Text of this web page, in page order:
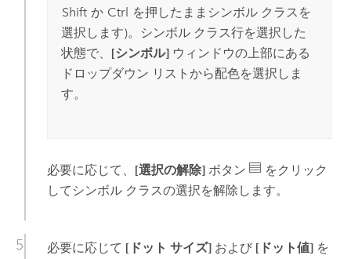
Shift か Ctrl を押したままシンボル クラスを
選択します)。シンボル クラス行を選択した
状態で、 [シンボル]ウィンドウの上部にある
ドロップダウン リストから配色を選択しま
す。
必要に応じて、 [選択の解除]ボタン
をクリック
してシンボル クラスの選択を解除します。
必要に応じて [ドット サイズ]および [ドット値]を